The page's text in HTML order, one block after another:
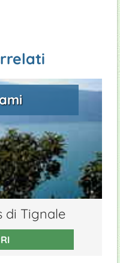
di Tignale